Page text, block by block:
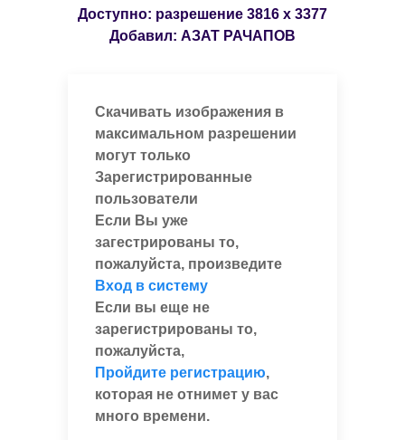
Доступно: разрешение 3816 x 3377
Добавил: АЗАТ РАЧАПОВ
Скачивать изображения в
максимальном разрешении
могут только
Зарегистрированные
пользователи
Если Вы уже
загестрированы то,
пожалуйста, произведите
Вход в систему
Если вы еще не
зарегистрированы то,
пожалуйста,
Пройдите регистрацию,
которая не отнимет у вас
много времени.